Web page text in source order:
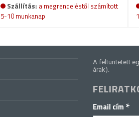
Szállítás: a megrendeléstől számított
5-10 munkanap
A feltüntetett
árak).
Email cím *